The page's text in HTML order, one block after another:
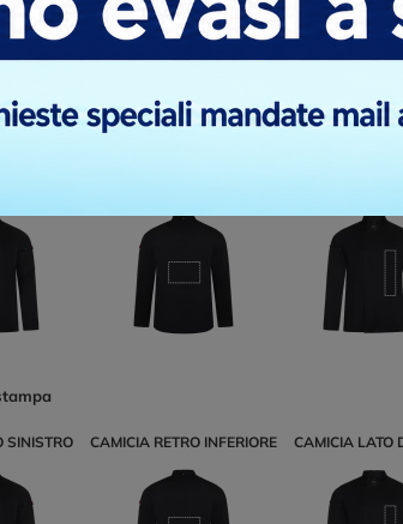
SINISTRO CAMICIA RETRO INFERIORE CAMICIA LATO